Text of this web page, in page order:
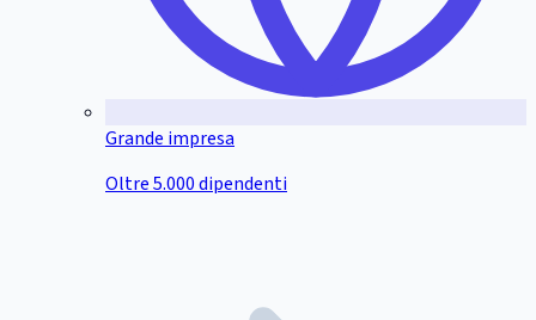
Grande impresa
Oltre 5.000 dipendenti